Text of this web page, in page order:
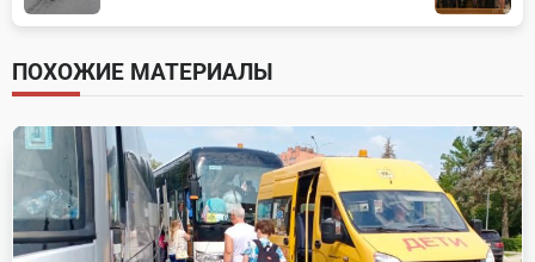
subtitle
screen-
reader-
text">Page</span>
ПОХОЖИЕ МАТЕРИАЛЫ